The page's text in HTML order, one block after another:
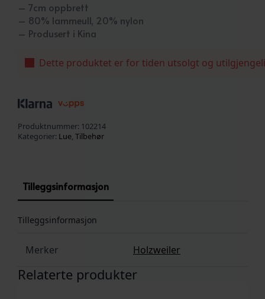
– 7cm oppbrett
– 80% lammeull, 20% nylon
– Produsert i Kina
Dette produktet er for tiden utsolgt og
Produktnummer: 102214
Kategorier: Lue, Tilbehør
Tilleggsinformasjon
Tilleggsinformasjon
Merker Holzweiler
Relaterte produkter